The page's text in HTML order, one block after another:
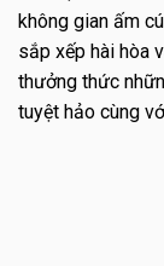
không gian ấm
sắp xếp hài hòa
thưởng thức
tuyệt hảo cùng